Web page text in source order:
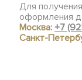
Для
оформления
Москва:+7
Санкт-